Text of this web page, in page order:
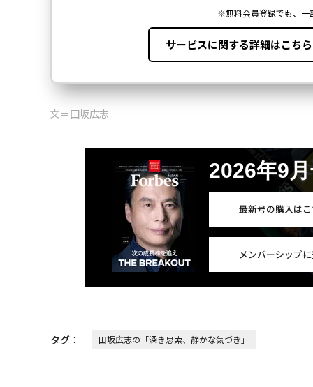
文＝田坂広志
2026年9
最新号の購入は
メンバーシップ
タグ： 田坂広志の「深き思索、静かな気づき」